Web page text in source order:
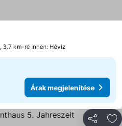
3.7 km-re innen: Hévíz
Árak megjelenítése